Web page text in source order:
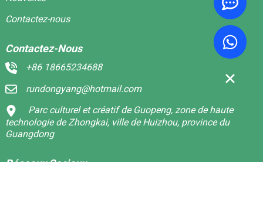
Contactez-nous
Contactez-Nous
+86 18665234688
rundongyang@hotmail.com
Parc culturel et créatif de Guopeng, zone de haute
technologie de Zhongkai, ville de Huizhou, province du
Guangdong
Réseaux Sociaux